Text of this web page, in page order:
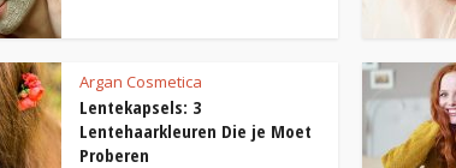
Argan Cosmetica
Lentekapsels: 3
Lentehaarkleuren Die je Moet
Proberen